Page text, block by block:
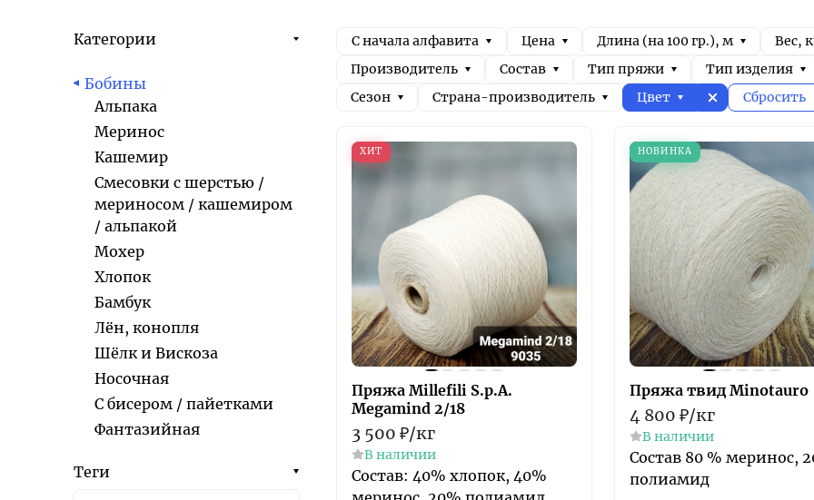
Категории
Бобины
Альпака
Меринос
Кашемир
Смесовки с шерстью /
мериносом / кашемиром
/ альпакой
Мохер
Хлопок
Бамбук
Лён, конопля
Шёлк и Вискоза
Носочная
С бисером / пайетками
Фантазийная
Теги
С начала алфавита Цена Длина (на 100 гр.), м
Вес,
Производитель
Состав Тип пряжи
Тип изделия
Сезон
Страна-производитель Цвет Сбросить
ХИТ
Пряжа Millefili S.p.A.
Megamind 2/18
3 500 ₽/кг
В наличии
Состав: 40% хлопок, 40%
НОВИНКА
Пряжа твид Minotauro
4 800 ₽/кг
В наличии
​Состав 80 % меринос,
полиамид